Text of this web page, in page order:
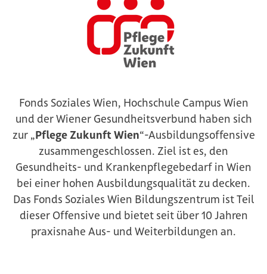
Fonds Soziales Wien, Hochschule Campus Wien
und der Wiener Gesundheitsverbund haben sich
zur „Pflege Zukunft Wien“-Ausbildungsoffensive
zusammengeschlossen. Ziel ist es, den
Gesundheits- und Krankenpflegebedarf in Wien
bei einer hohen Ausbildungsqualität zu decken.
Das Fonds Soziales Wien Bildungszentrum ist Teil
dieser Offensive und bietet seit über 10 Jahren
praxisnahe Aus- und Weiterbildungen an.